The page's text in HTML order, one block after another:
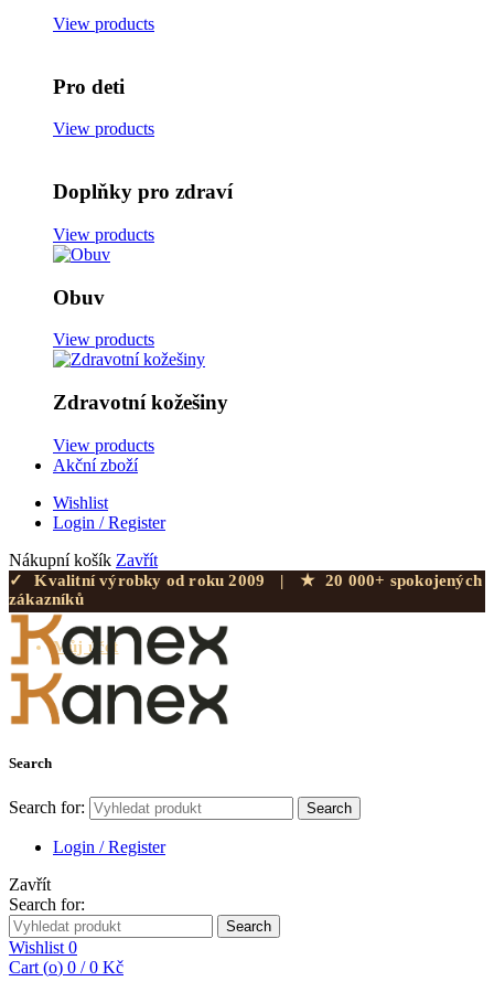
View products
Pro deti
View products
Doplňky pro zdraví
View products
Obuv
View products
Zdravotní kožešiny
View products
Akční zboží
Wishlist
Login / Register
Nákupní košík Zavřít
✓ Kvalitní výrobky od roku 2009 | ★
20 000+ spokojených
zákazníků
Můj účet
Search
Search for: Search
Login / Register
Zavřít
Search for:
Search
Wishlist 0
Cart (o) 0 / 0 Kč